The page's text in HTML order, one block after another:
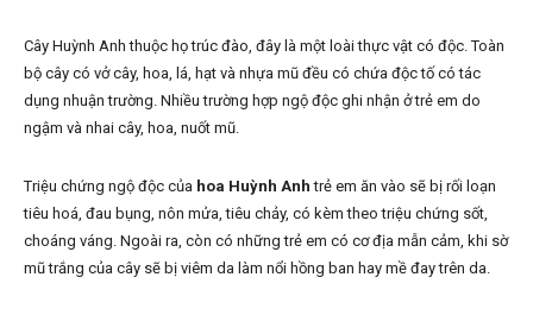
Cây Huỳnh Anh thuộc họ trúc đào, đây là một loài thực vật có độc. Toàn
bộ cây có vở cây, hoa, lá, hạt và nhựa mũ đều có chứa độc tố có tác
dụng nhuận trường. Nhiều trường hợp ngộ độc ghi nhận ở trẻ em do
ngậm và nhai cây, hoa, nuốt mũ.
Triệu chứng ngộ độc của hoa Huỳnh Anhtrẻ em ăn vào sẽ bị rối loạn
tiêu hoá, đau bụng, nôn mửa, tiêu chảy, có kèm theo triệu chứng sốt,
choáng váng. Ngoài ra, còn có những trẻ em có cơ địa mẫn cảm, khi sờ
mũ trắng của cây sẽ bị viêm da làm nổi hồng ban hay mề đay trên da.